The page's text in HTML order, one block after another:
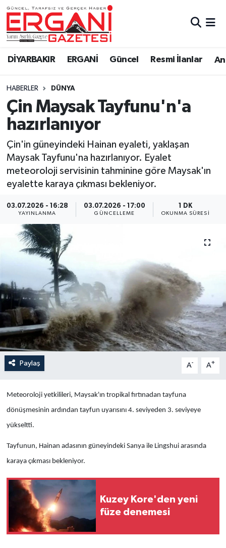
DİYARBAKIR ERGANİ Güncel Resmi İlanlar
HABERLER DÜNYA
Çin Maysak Tayfunu'n'a
hazırlanıyor
Çin'in güneyindeki Hainan eyaleti, yaklaşan
Maysak Tayfunu'na hazırlanıyor. Eyalet
meteoroloji servisinin tahminine göre Maysak'ın
eyalette karaya çıkması bekleniyor.
03.07.2026 - 16:28
YAYINLANMA
03.07.2026 - 17:00
GÜNCELLEME
1 DK
OKUNMA SÜRESI
Paylaş A- A+
Meteoroloji yetkilileri, Maysak'ın tropikal fırtınadan tayfuna
dönüşmesinin ardından tayfun uyarısını 4. seviyeden 3. seviyeye
yükseltti.
Tayfunun, Hainan adasının güneyindeki Sanya ile Lingshui arasında
karaya çıkması bekleniyor.
Kuzey Kore'den yeni
füze denemesi
DİYARBAKIR
BİSMİL
BAĞLAR
ERGANİ
Güncel
Eği̇ti̇m
Resmi İlanlar
Sağlık
Yaşam
Anali̇z
Bi̇li̇m & Teknoloji̇
Dünya
Eği̇ti̇m
Ergani Nöbetçi Eczaneler
Ergani Hava Durumu
Ergani Trafik Yoğunluk Haritası
Süper Lig Puan Durumu ve Fikstür
Tüm Manşetler
Son Dakika Haberleri